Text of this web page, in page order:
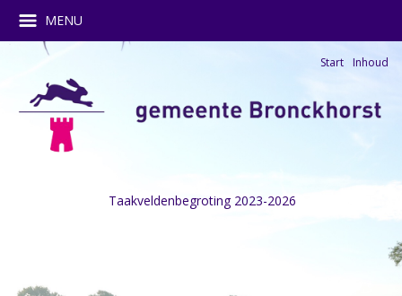
Taakveldenbegroting 2023-2026
Start Inhoud
MENU